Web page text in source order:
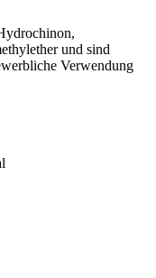
und sind
Verwendung